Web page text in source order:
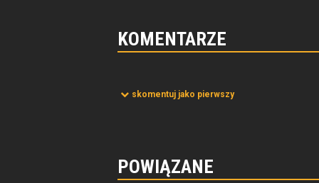
KOMENTARZE
skomentuj jako pierwszy
POWIĄZANE